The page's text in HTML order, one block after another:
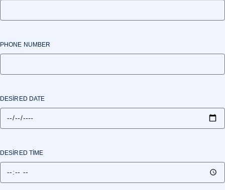
PHONE NUMBER
DESIRED DATE
DESIRED TIME